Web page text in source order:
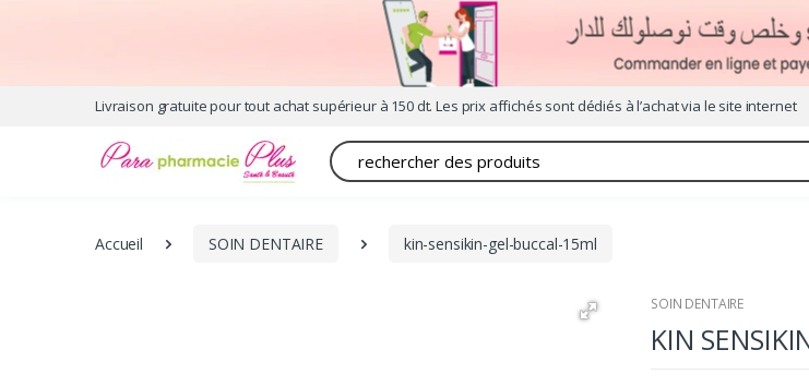
Livraison gratuite pour tout achat supérieur à 150 dt. Les prix affichés sont dédiés à l’achat via le site internet
Recherche
Accueil SOIN DENTAIRE kin-sensikin-gel-buccal-15ml
SOIN DENTAIRE
KIN